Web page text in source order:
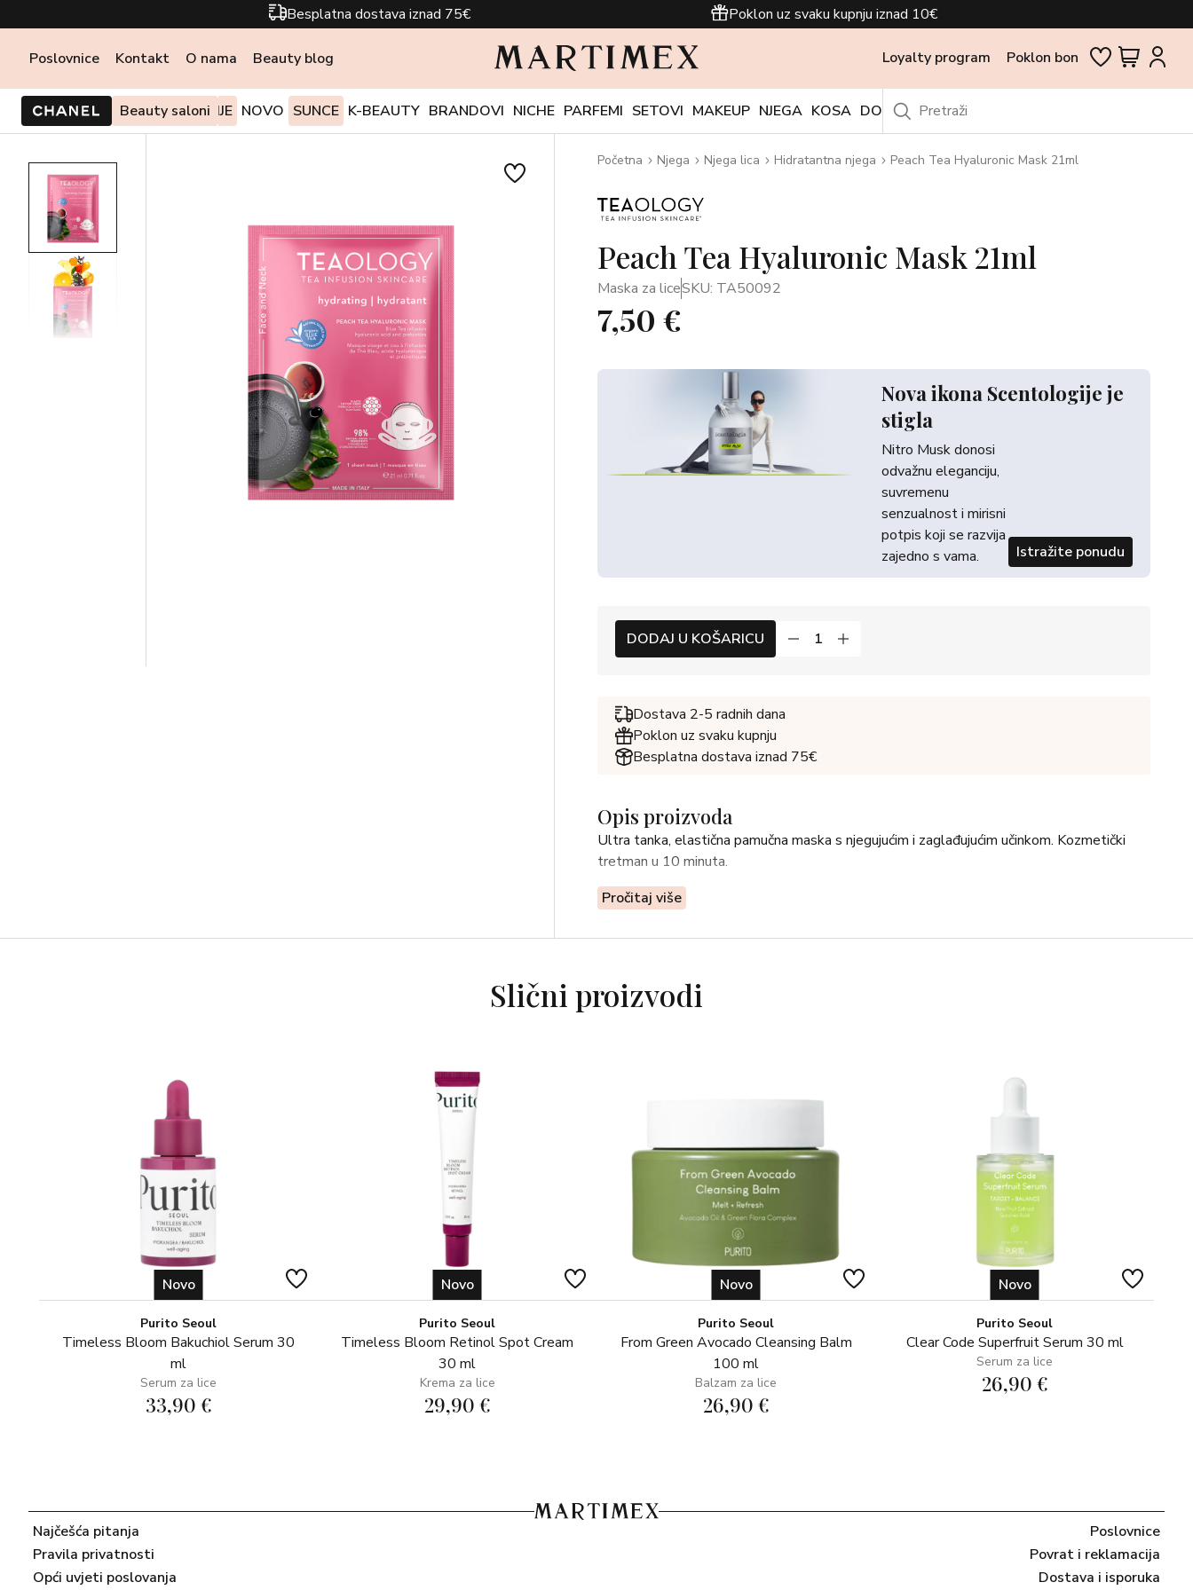
Besplatna dostava iznad 75€ Poklon uz svaku kupnju iznad 10€
Poslovnice Kontakt O nama Beauty blog Loyalty program Poklon bon
Beauty saloni
PONUDE I AKCIJE NOVO SUNCE K-BEAUTY BRANDOVI NICHE PARFEMI SETOVI MAKEUP NJEGA KOSA DODACI OUTLET
Početna Njega Njega lica Hidratantna njega Peach Tea Hyaluronic Mask 21ml
Peach Tea Hyaluronic Mask 21ml
Maska za liceSKU: TA50092
7,50 €
Nova ikona Scentologije je
stigla
Nitro Musk donosi
odvažnu eleganciju,
suvremenu
senzualnost i mirisni
potpis koji se razvija
zajedno s vama.
Istražite ponudu
DODAJ U KOŠARICU
Dostava 2-5 radnih dana
Poklon uz svaku kupnju
Besplatna dostava iznad 75€
Opis proizvoda
Ultra tanka, elastična pamučna maska ​​s njegujućim i zaglađujućim učinkom. Kozmetički
tretman u 10 minuta.
Pročitaj više
Slični proizvodi
Novo
Purito Seoul
Timeless Bloom Bakuchiol Serum 30
ml
Serum za lice
33,90 €
Novo
Purito Seoul
Timeless Bloom Retinol Spot Cream
30 ml
Krema za lice
29,90 €
Novo
Purito Seoul
From Green Avocado Cleansing Balm
100 ml
Balzam za lice
26,90 €
Novo
Purito Seoul
Clear Code Superfruit Serum 30 ml
Serum za lice
26,90 €
Najčešća pitanja
Pravila privatnosti
Opći uvjeti poslovanja
Poslovnice
Povrat i reklamacija
Dostava i isporuka